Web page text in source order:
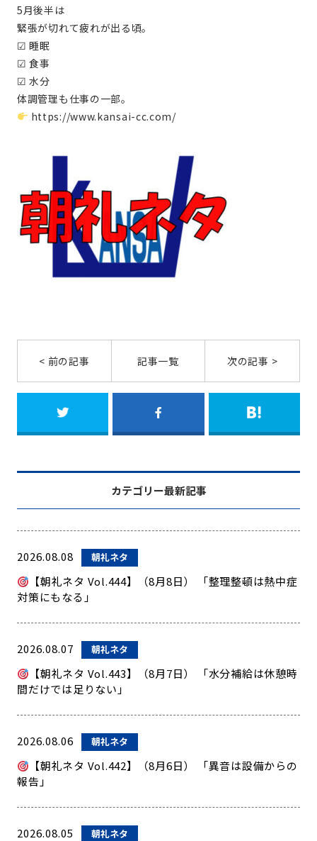
5月後半は
緊張が切れて疲れが出る頃。
☑ 睡眠
☑ 食事
☑ 水分
体調管理も仕事の一部。
https://www.kansai-cc.com/
< 前の記事 記事一覧 次の記事 >
カテゴリー最新記事
2026.08.08 朝礼ネタ
【朝礼ネタ Vol.444】（8月8日） 「整理整頓は熱中症
対策にもなる」
2026.08.07 朝礼ネタ
【朝礼ネタ Vol.443】（8月7日） 「水分補給は休憩時
間だけでは足りない」
2026.08.06 朝礼ネタ
【朝礼ネタ Vol.442】（8月6日） 「異音は設備からの
報告」
2026.08.05 朝礼ネタ